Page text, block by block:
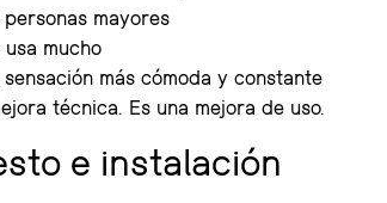
mayores
mucho
más cómoda y constante
técnica. Es una mejora de uso.
e instalación